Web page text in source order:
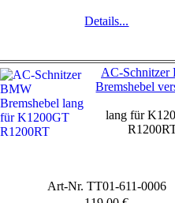
Details...
AC-Schnitzer
Bremshebel
lang für
Art-Nr. TT01-611-0006